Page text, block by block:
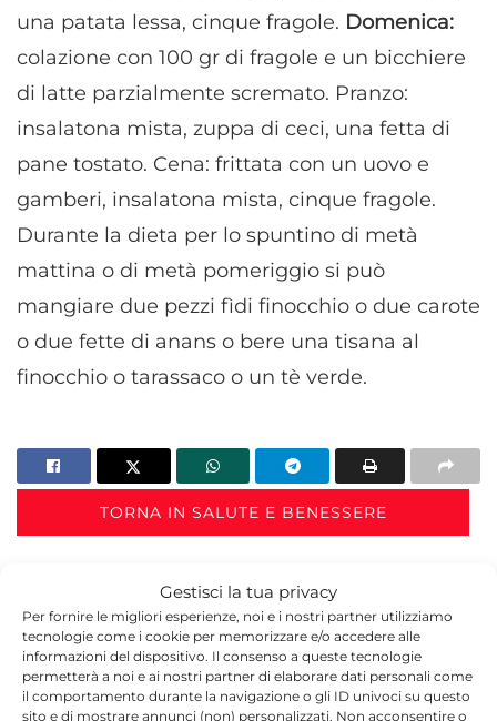
Gestisci la tua privacy
Per fornire le migliori esperienze, noi e i nostri partner utilizziamo
tecnologie come i cookie per memorizzare e/o accedere alle
informazioni del dispositivo. Il consenso a queste tecnologie
permetterà a noi e ai nostri partner di elaborare dati personali come
il comportamento durante la navigazione o gli ID univoci su questo
sito e di mostrare annunci (non) personalizzati. Non acconsentire o
una patata lessa, cinque fragole. Domenica:
colazione con 100 gr di fragole e un bicchiere
di latte parzialmente scremato. Pranzo:
insalatona mista, zuppa di ceci, una fetta di
pane tostato. Cena: frittata con un uovo e
gamberi, insalatona mista, cinque fragole.
Durante la dieta per lo spuntino di metà
mattina o di metà pomeriggio si può
mangiare due pezzi fìdi finocchio o due carote
o due fette di anans o bere una tisana al
finocchio o tarassaco o un tè verde.
TORNA IN SALUTE E BENESSERE
Redazione